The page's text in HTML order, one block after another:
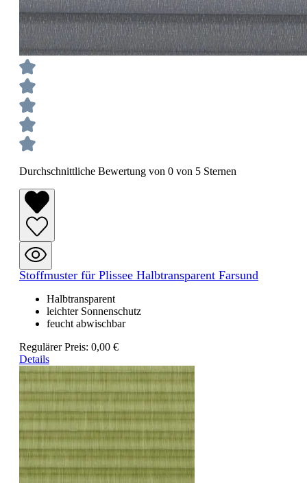
Durchschnittliche Bewertung von 0 von 5 Sternen
Stoffmuster für Plissee Halbtransparent Farsund
Halbtransparent
leichter Sonnenschutz
feucht abwischbar
Regulärer Preis: 0,00 €
Details